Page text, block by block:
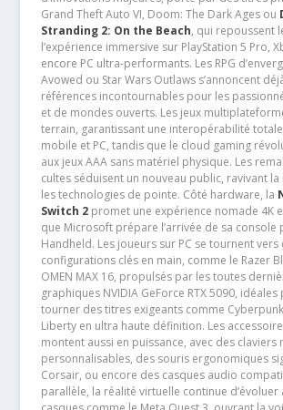
Grand Theft Auto VI, Doom: The Dark Ages ou
Stranding 2: On the Beach, qui repoussent
l’expérience immersive sur PlayStation 5 Pro,
encore PC ultra-performants. Les RPG
Avowed ou Star Wars Outlaws s’annoncent
références incontournables pour les
et de mondes ouverts. Les jeux
terrain, garantissant une interopérabilité
mobile et PC, tandis que le cloud gaming
aux jeux AAA sans matériel physique. Les
cultes séduisent un nouveau public, ravivant
les technologies de pointe. Côté hardware, la
Switch 2promet une expérience nomade 4K
que Microsoft prépare l’arrivée de sa console
Handheld. Les joueurs sur PC se tournent vers
configurations clés en main, comme le Razer
OMEN MAX 16, propulsés par les toutes
graphiques NVIDIA GeForce RTX 5090,
tourner des titres exigeants comme
Liberty en ultra haute définition. Les
montent aussi en puissance, avec des claviers
personnalisables, des souris ergonomiques
Corsair, ou encore des casques audio
parallèle, la réalité virtuelle continue d’évoluer